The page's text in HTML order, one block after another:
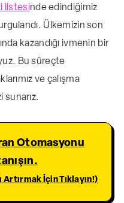
listesinde edindiğimiz
Ülkemizin son
kazandığı ivmenin bir
Bu süreçte
ve çalışma
sunarız.
Otomasyonu
Artırmak İçin Tıklayın!)